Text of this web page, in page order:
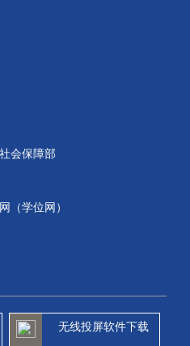
会保障部
（学位网）
无线投屏软件下载